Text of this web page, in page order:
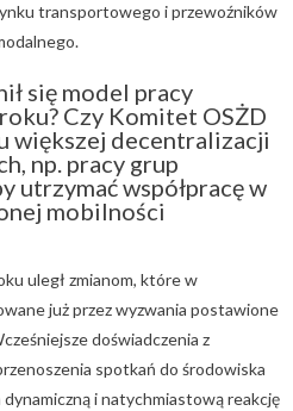
transportowego i przewoźników
się model pracy
Czy Komitet OSŻD
większej decentralizacji
np. pracy grup
utrzymać współpracę w
mobilności
uległ zmianom, które w
już przez wyzwania postawione
doświadczenia z
spotkań do środowiska
i natychmiastową reakcję